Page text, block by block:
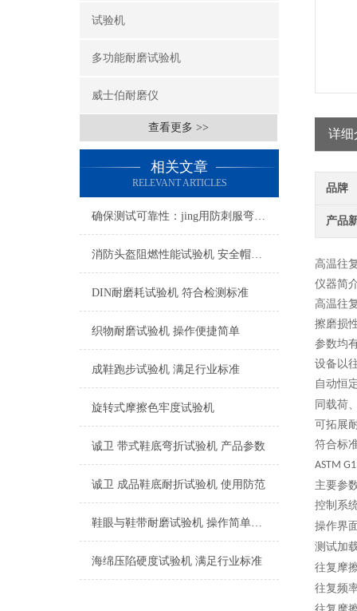
试验机
多功能耐磨试验机
威士伯耐磨仪
查看更多 >>
相关文章
RELEVANT ARTICLES
确保测试可靠性：jing用防刺服弯曲度测试仪的校准与维护技术
消防头盔阻燃性能试验机 安全帽耐燃性能测试仪
DIN耐磨耗试验机 符合检测标准
织物耐磨试验机 操作便捷简单
成鞋跑步试验机 满足行业标准
旋转式摩擦色牢度试验机
诚卫 带式鞋底弯折试验机 产品参数
诚卫 成品鞋底耐折试验机 使用防范
鞋眼与鞋带耐磨试验机 操作简单易学
海绵压陷硬度试验机 满足行业标准
详细
品牌
产品
高温往
仪器简
高温往
擦磨损
参数均
设备以
自动恒
同载荷
可拓展
符合标
ASTM
主要参
控制系
操作界
测试加
往复摩
往复频